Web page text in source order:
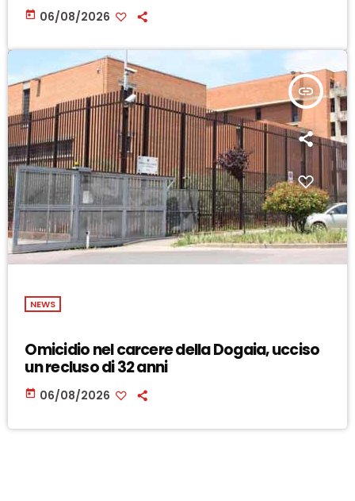
today 06/08/2026
insert_link
NEWS
Omicidio nel carcere della Dogaia, ucciso
un recluso di 32 anni
today 06/08/2026